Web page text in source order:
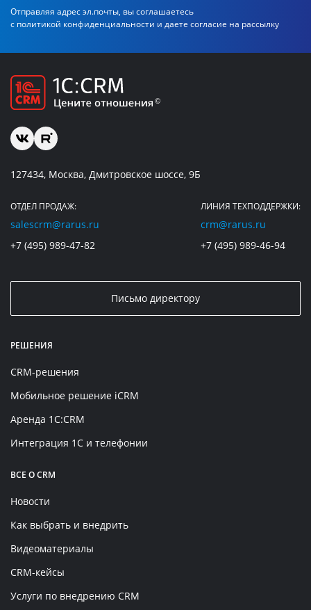
Отправляя адрес эл.почты, вы соглашаетесь
с политикой конфиденциальности и даете согласие на рассылку
127434, Москва, Дмитровское шоссе, 9Б
ОТДЕЛ ПРОДАЖ:
salescrm@rarus.ru
+7 (495) 989-47-82
ЛИНИЯ ТЕХПОДДЕРЖКИ:
crm@rarus.ru
+7 (495) 989-46-94
Письмо директору
РЕШЕНИЯ
CRM-решения
Мобильное решение iCRM
Аренда 1C:CRM
Интеграция 1С и телефонии
ВСЕ О CRM
Новости
Как выбрать и внедрить
Видеоматериалы
CRM-кейсы
Услуги по внедрению CRM